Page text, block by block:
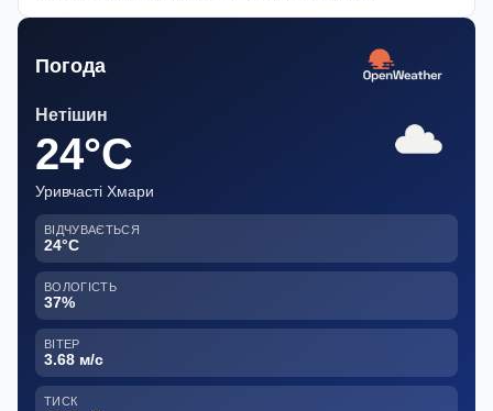
Погода
Нетішин
24°C
Уривчасті Хмари
ВІДЧУВАЄТЬСЯ
24°C
ВОЛОГІСТЬ
37%
ВІТЕР
3.68 м/с
ТИСК